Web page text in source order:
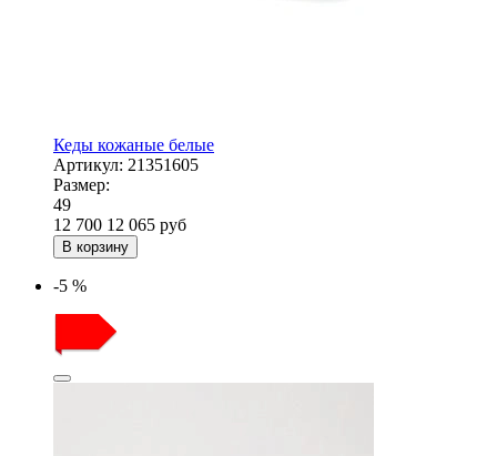
Кеды кожаные белые
Артикул: 21351605
Размер:
49
12 700 12 065 руб
В корзину
-5 %